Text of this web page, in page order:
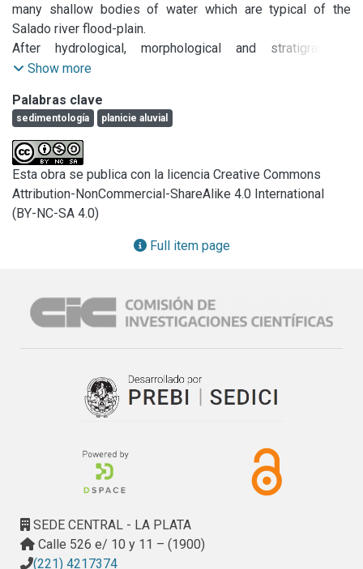
agua de la laguna.
El estudio sedimentológico de muestra de fondo incluye
determinaciones químicas (CaCOs, materia orgánica,
fosfatos, sulfuros y cloruros, etc.), análisis mecánico,
minerales de las arcillas). De esta manera, los sedimentos
de fondo (limos arenosos y limos) son caracterizados y
comparados con los sedimentos cuaternarios vecinos. En
el último capítulo se analiza la génesis de la laguna.
many shallow bodies of water which are typical of the
Salado river flood-plain.
After hydrological, morphological and stratigraphical
considerations, the “laguna” is described (morphology,
water).
The sedimentólogical study of the bottom samples
includes chemical determinations (CaCO.i, organicic matter,
phosphates, sulphides and chlorides, etc.), mechanical
analysis and determination of the mineralogical
composition, clay minerals included. In the way, the bottom
sediments (sandy silts and silts) are characterized and
compared with neighbouring Cuaternary sediments.
Show more
Palabras clave
sedimentología planicie aluvial
Esta obra se publica con la licencia Creative Commons
Attribution-NonCommercial-ShareAlike 4.0 International
(BY-NC-SA 4.0)
Full item page
SEDE CENTRAL - LA PLATA
Calle 526 e/ 10 y 11 – (1900)
(221) 4217374